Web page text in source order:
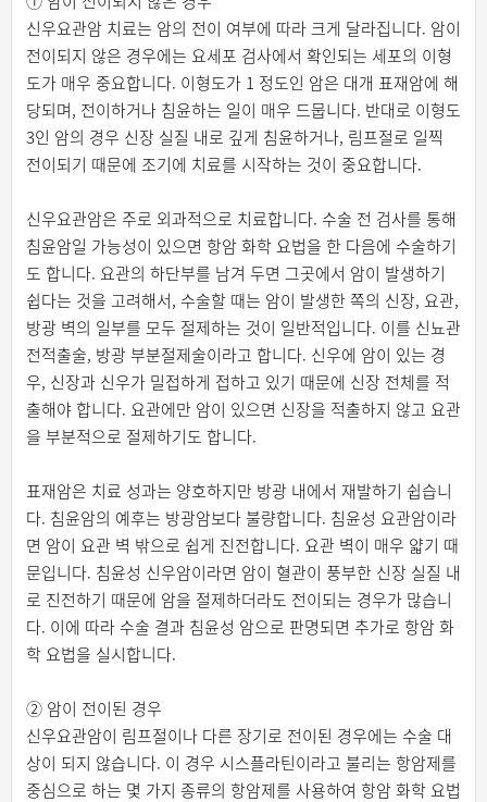
신우요관암 치료는 암의 전이 여부에 따라 크게 달라집니다. 암이
전이되지 않은 경우에는 요세포 검사에서 확인되는 세포의 이형
도가 매우 중요합니다. 이형도가 1 정도인 암은 대개 표재암에 해
당되며, 전이하거나 침윤하는 일이 매우 드뭅니다. 반대로 이형도
3인 암의 경우 신장 실질 내로 깊게 침윤하거나, 림프절로 일찍
전이되기 때문에 조기에 치료를 시작하는 것이 중요합니다.
신우요관암은 주로 외과적으로 치료합니다. 수술 전 검사를 통해
침윤암일 가능성이 있으면 항암 화학 요법을 한 다음에 수술하기
도 합니다. 요관의 하단부를 남겨 두면 그곳에서 암이 발생하기
쉽다는 것을 고려해서, 수술할 때는 암이 발생한 쪽의 신장, 요관,
방광 벽의 일부를 모두 절제하는 것이 일반적입니다. 이를 신뇨관
전적출술, 방광 부분절제술이라고 합니다. 신우에 암이 있는 경
우, 신장과 신우가 밀접하게 접하고 있기 때문에 신장 전체를 적
출해야 합니다. 요관에만 암이 있으면 신장을 적출하지 않고 요관
을 부분적으로 절제하기도 합니다.
표재암은 치료 성과는 양호하지만 방광 내에서 재발하기 쉽습니
다. 침윤암의 예후는 방광암보다 불량합니다. 침윤성 요관암이라
면 암이 요관 벽 밖으로 쉽게 진전합니다. 요관 벽이 매우 얇기 때
문입니다. 침윤성 신우암이라면 암이 혈관이 풍부한 신장 실질 내
로 진전하기 때문에 암을 절제하더라도 전이되는 경우가 많습니
다. 이에 따라 수술 결과 침윤성 암으로 판명되면 추가로 항암 화
학 요법을 실시합니다.
② 암이 전이된 경우
신우요관암이 림프절이나 다른 장기로 전이된 경우에는 수술 대
상이 되지 않습니다. 이 경우 시스플라틴이라고 불리는 항암제를
중심으로 하는 몇 가지 종류의 항암제를 사용하여 항암 화학 요법